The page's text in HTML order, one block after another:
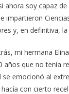
ahora soy capaz
impartieron
y, en definitiva,
mi hermana
años que no tenía
se emocionó al
con cierto